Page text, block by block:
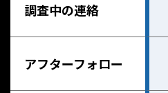
調査中の連絡
アフターフォロー